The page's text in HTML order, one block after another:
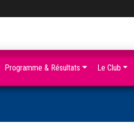
Programme & Résultats Le Club